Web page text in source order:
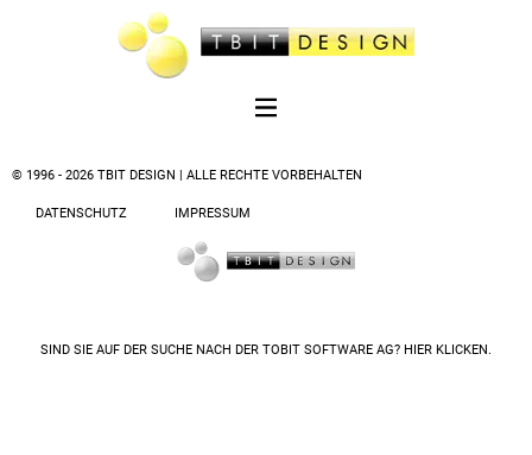
© 1996 - 2026 TBIT DESIGN | ALLE RECHTE VORBEHALTEN
DATENSCHUTZ IMPRESSUM
SIND SIE AUF DER SUCHE NACH DER TOBIT SOFTWARE AG? HIER KLICKEN.